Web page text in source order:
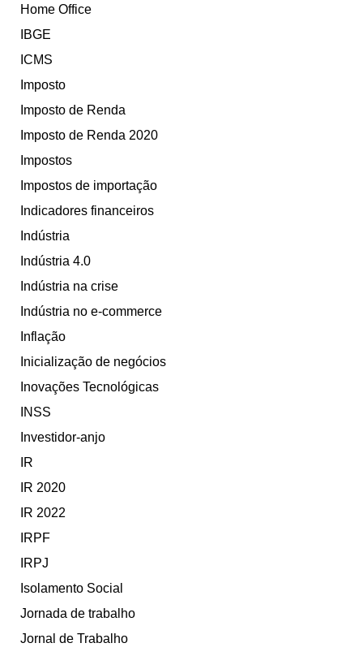
Home Office
IBGE
ICMS
Imposto
Imposto de Renda
Imposto de Renda 2020
Impostos
Impostos de importação
Indicadores financeiros
Indústria
Indústria 4.0
Indústria na crise
Indústria no e-commerce
Inflação
Inicialização de negócios
Inovações Tecnológicas
INSS
Investidor-anjo
IR
IR 2020
IR 2022
IRPF
IRPJ
Isolamento Social
Jornada de trabalho
Jornal de Trabalho